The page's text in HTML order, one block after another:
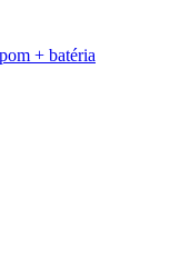
+ batéria